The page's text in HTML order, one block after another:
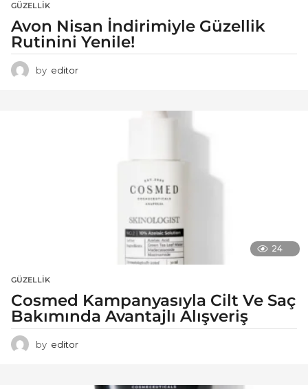
GÜZELLIK
Avon Nisan İndirimiyle Güzellik
Rutinini Yenile!
by editor
24
GÜZELLIK
Cosmed Kampanyasıyla Cilt Ve Saç
Bakımında Avantajlı Alışveriş
by editor